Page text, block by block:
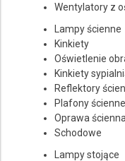
Wentylatory z
Lampy ścienne
Kinkiety
Oświetlenie
Kinkiety
Reflektory
Plafony ścienne
Oprawa
Schodowe
Lampy stojące